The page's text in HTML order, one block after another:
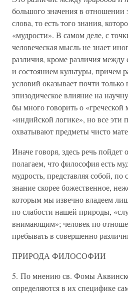
большого значения в отношении
слова, то есть того знания,
«мудрости». В самом деле, с
человеческая мысль не знает
различия, кроме различия между
и состоянием культуры, причем
условий оказывает почти
эпизодическое влияние на
бы много говорить о «греческой
«индийской логике», но все эти
охватывают предметы чисто
Иначе говоря, здесь речь
полагаем, что философия есть
мудрость, представляя собой, по
знание скорее божественное,
которым мы извечно владеем
по слабости нашей природы,
внимающим»; человек по
пребывать в совершенно
ПРИРОДА ФИЛОСОФИИ
5. По мнению св. Фомы
определяются в их специфике